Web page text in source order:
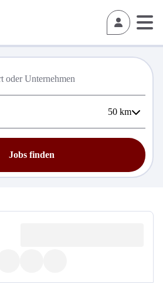
50 km
Jobs finden